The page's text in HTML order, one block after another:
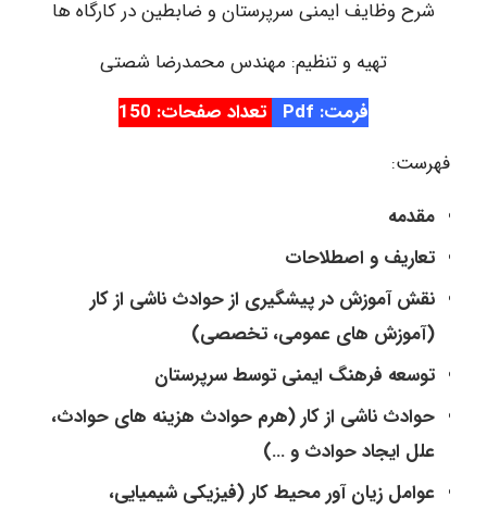
شرح وظایف ایمنی سرپرستان و ضابطین در کارگاه ها
تهیه و تنظیم: مهندس محمدرضا شصتی
فرمت: Pdf
تعداد صفحات: 150
فهرست:
مقدمه
تعاریف و اصطلاحات
نقش آموزش در پیشگیری از حوادث ناشی از کار
(آموزش های عمومی، تخصصی)
توسعه فرهنگ ایمنی توسط سرپرستان
حوادث ناشی از کار (هرم حوادث هزینه های حوادث،
علل ایجاد حوادث و …)
عوامل زیان آور محیط کار (فیزیکی شیمیایی،